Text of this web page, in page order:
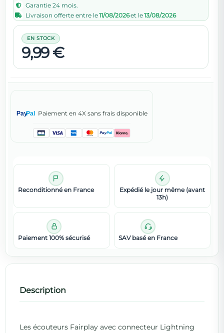
Garantie 24 mois.
Livraison offerte entre le11/08/2026et le13/08/2026
9,99 €
EN STOCK
PayPal Paiement en 4X sans frais disponible
Reconditionné en France
Expédié le jour même (avant
13h)
Paiement 100% sécurisé SAV basé en France
Description
Les écouteurs Fairplay avec connecteur Lightning